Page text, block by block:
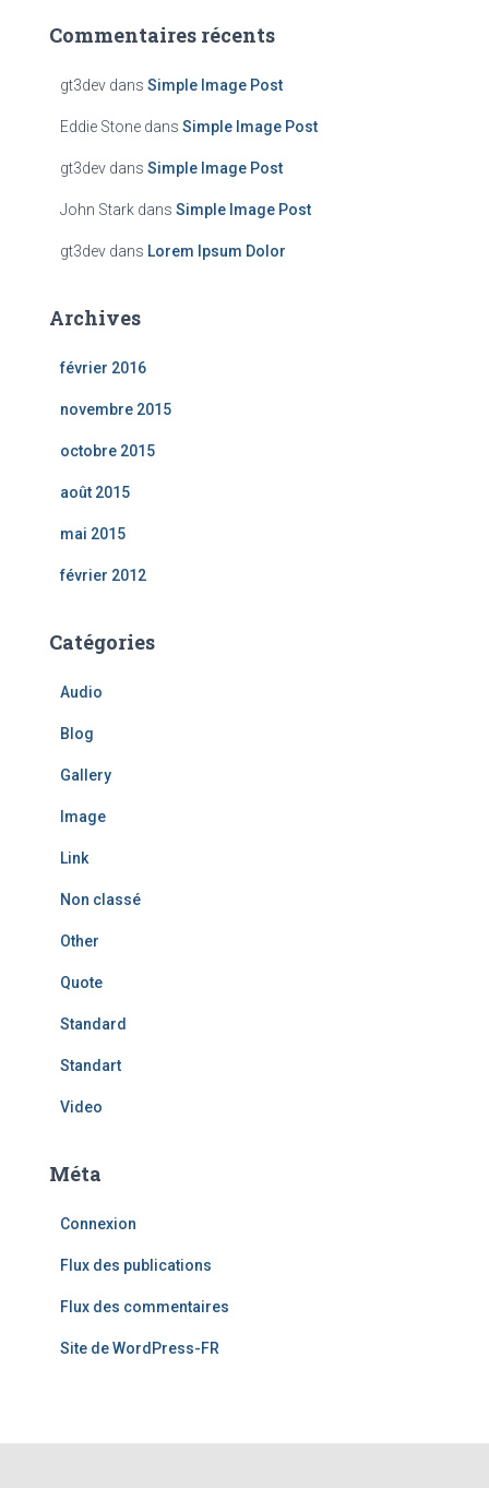
Commentaires récents
gt3dev dans Simple Image Post
Eddie Stone dans Simple Image Post
gt3dev dans Simple Image Post
John Stark dans Simple Image Post
gt3dev dans Lorem Ipsum Dolor
Archives
février 2016
novembre 2015
octobre 2015
août 2015
mai 2015
février 2012
Catégories
Audio
Blog
Gallery
Image
Link
Non classé
Other
Quote
Standard
Standart
Video
Méta
Connexion
Flux des publications
Flux des commentaires
Site de WordPress-FR